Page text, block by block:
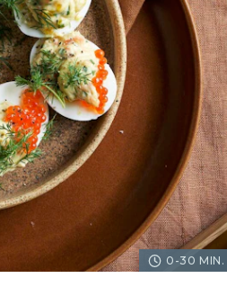
0-30 MIN.